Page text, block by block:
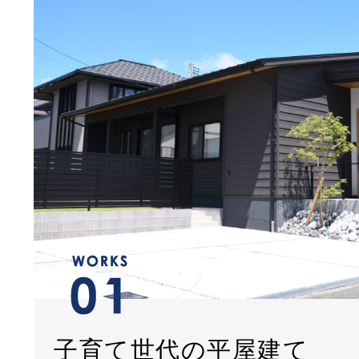
子育て世代の平屋建て